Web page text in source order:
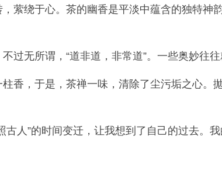
萦绕于心。茶的幽香是平淡中蕴含的独特
过无所谓，“道非道，非常道”。一些奥妙往往
香，于是，茶禅一味，清除了尘污垢之心
人”的时间变迁，让我想到了自己的过去。